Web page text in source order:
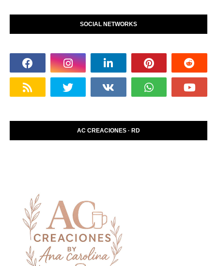
SOCIAL NETWORKS
AC CREACIONES · RD